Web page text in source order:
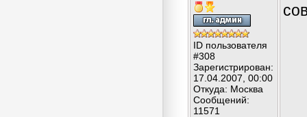
ID пользователя
#308
Зарегистрирован:
17.04.2007, 00:00
Откуда: Москва
Сообщений:
11571